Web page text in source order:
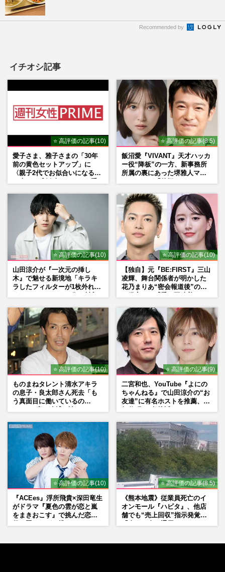
Recommended by
イチオシ記事
⭐ 高評価の記事(10)
愛子さま、雅子さまの「30年
前の黄色セットアップ」に
〈親子2代でお似合いになる〉
⭐ 高評価の記事(8.5)
飯沼愛『VIVANT』天才ハッカ
ー役“降板”の一方、新事務所
所属の裏にあった堺雅人マネ
⭐ 高評価の記事(10)
山田涼介が『一次元の挿し
木』で魅せる新境地「キラキ
ラしたフィルターが1枚外れて
⭐ 高評価の記事(10)
【独自】元『BE:FIRST』三山
凌輝、舞台関係者が明かした
花乃まりあ“密会報道後”の呆
⭐ 高評価の記事(10)
ものまねタレント清水アキラ
の息子・良太郎さん死去「も
う真面目に働いているの
⭐ 高評価の記事(9)
二宮和也、YouTube『よにの
ちゃんねる』で山田涼介の“お
友達”に有名ホストを推薦、歌
⭐ 高評価の記事(10)
『ACEes』浮所飛貴×深田竜生
がドラマ『夏色の雲が恋と嵐
をまきおこす』で挑んだ恋人
⭐ 高評価の記事(8.5)
《熊本地震》従業員死亡のイ
オンモール『ハビタ』、他店
舗でも“売上回収”指示発覚で